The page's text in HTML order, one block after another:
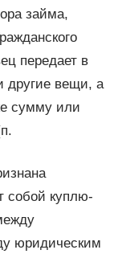
займа,
передает в
другие вещи, а
сумму или
собой куплю-
юридическим